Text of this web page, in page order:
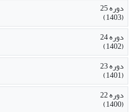
دوره 25
(1403)
دوره 24
(1402)
دوره 23
(1401)
دوره 22
(1400)